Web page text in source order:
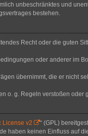
unbeschränktes und
bestehen.
Recht oder die guten
oder anderer im
übernimmt, die er nicht
g. Regeln verstoßen
License v2
“ (GPL)
haben keinen Einfluss auf